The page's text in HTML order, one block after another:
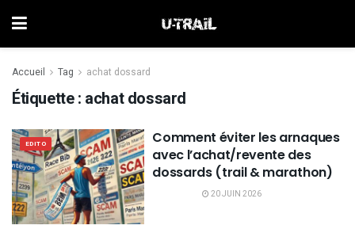
Accueil Tag achat dossard
Étiquette : achat dossard
EDITO
Comment éviter les arnaques
avec l’achat/revente des
dossards (trail & marathon)
20 JUIN 2026